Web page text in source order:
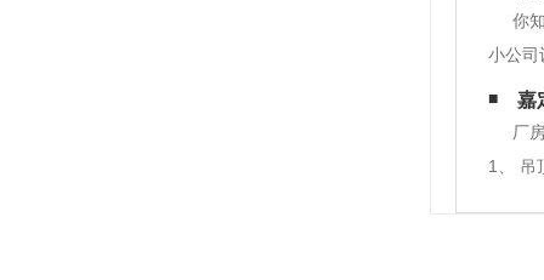
建筑
你
小公司
题。
嘉
厂
1、 吊